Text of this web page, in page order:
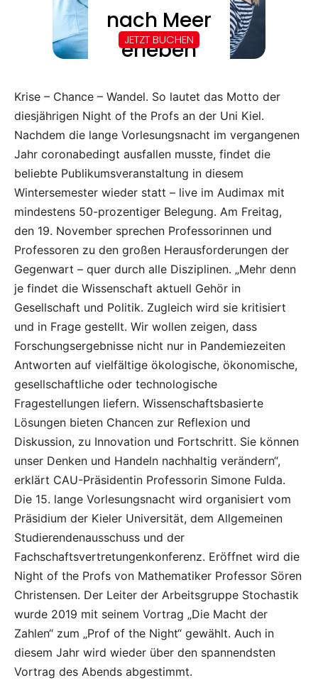
Krise – Chance – Wandel. So lautet das Motto der
diesjährigen Night of the Profs an der Uni Kiel.
Nachdem die lange Vorlesungsnacht im vergangenen
Jahr coronabedingt ausfallen musste, findet die
beliebte Publikumsveranstaltung in diesem
Wintersemester wieder statt – live im Audimax mit
mindestens 50-prozentiger Belegung. Am Freitag,
den 19. November sprechen Professorinnen und
Professoren zu den großen Herausforderungen der
Gegenwart – quer durch alle Disziplinen. „Mehr denn
je findet die Wissenschaft aktuell Gehör in
Gesellschaft und Politik. Zugleich wird sie kritisiert
und in Frage gestellt. Wir wollen zeigen, dass
Forschungsergebnisse nicht nur in Pandemiezeiten
Antworten auf vielfältige ökologische, ökonomische,
gesellschaftliche oder technologische
Fragestellungen liefern. Wissenschaftsbasierte
Lösungen bieten Chancen zur Reflexion und
Diskussion, zu Innovation und Fortschritt. Sie können
unser Denken und Handeln nachhaltig verändern“,
erklärt CAU-Präsidentin Professorin Simone Fulda.
Die 15. lange Vorlesungsnacht wird organisiert vom
Präsidium der Kieler Universität, dem Allgemeinen
Studierendenausschuss und der
Fachschaftsvertretungenkonferenz. Eröffnet wird die
Night of the Profs von Mathematiker Professor Sören
Christensen. Der Leiter der Arbeitsgruppe Stochastik
wurde 2019 mit seinem Vortrag „Die Macht der
Zahlen“ zum „Prof of the Night“ gewählt. Auch in
diesem Jahr wird wieder über den spannendsten
Vortrag des Abends abgestimmt.